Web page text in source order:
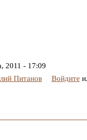
2011 - 17:09
Питанов
Войдите